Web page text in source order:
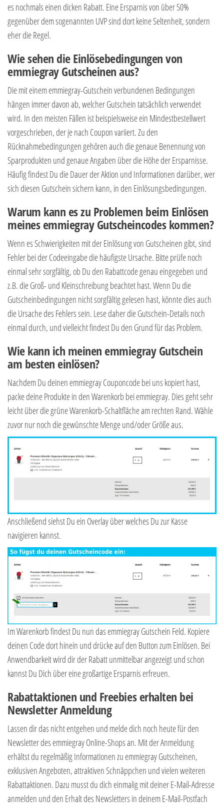
es nochmals einen dicken Rabatt. Eine Ersparnis von über 50%
gegenüber dem sogenannten UVP sind dort keine Seltenheit, sondern
eher die Regel.
Wie sehen die Einlösebedingungen von
emmiegray Gutscheinen aus?
Die mit einem emmiegray-Gutschein verbundenen Bedingungen
hängen immer davon ab, welcher Gutschein tatsächlich verwendet
wird. In den meisten Fällen ist beispielsweise ein Mindestbestellwert
vorgeschrieben, der je nach Coupon variiert. Zu den
Rücknahmebedingungen gehören auch die genaue Benennung von
Sparprodukten und genaue Angaben über die Höhe der Ersparnisse.
Häufig findest Du die Dauer der Aktion und Informationen darüber, wer
sich diesen Gutschein sichern kann, in den Einlösungsbedingungen.
Warum kann es zu Problemen beim Einlösen
meines emmiegray Gutscheincodes kommen?
Wenn es Schwierigkeiten mit der Einlösung von Gutscheinen gibt, sind
Fehler bei der Codeeingabe die häufigste Ursache. Bitte prüfe noch
einmal sehr sorgfältig, ob Du den Rabattcode genau eingegeben und
z.B. die Groß- und Kleinschreibung beachtet hast. Wenn Du die
Gutscheinbedingungen nicht sorgfältig gelesen hast, könnte dies auch
die Ursache des Fehlers sein. Lese daher die Gutschein-Details noch
einmal durch, und vielleicht findest Du den Grund für das Problem.
Wie kann ich meinen emmiegray Gutschein
am besten einlösen?
Nachdem Du deinen emmiegray Couponcode bei uns kopiert hast,
packe deine Produkte in den Warenkorb bei emmiegray. Dies geht sehr
leicht über die grüne Warenkorb-Schaltfläche am rechten Rand. Wähle
zuvor nur noch die gewünschte Menge und/oder Größe aus.
Anschließend siehst Du ein Overlay über welches Du zur Kasse
navigieren kannst.
Im Warenkorb findest Du nun das emmiegray Gutschein Feld. Kopiere
deinen Code dort hinein und drücke auf den Button zum Einlösen. Bei
Anwendbarkeit wird dir der Rabatt unmittelbar angezeigt und schon
kannst Du Dich über eine großartige Ersparnis erfreuen.
Rabattaktionen und Freebies erhalten bei
Newsletter Anmeldung
Lassen dir das nicht entgehen und melde dich noch heute für den
Newsletter des emmiegray Online-Shops an. Mit der Anmeldung
erhältst du regelmäßig Informationen zu emmiegray Gutscheinen,
exklusiven Angeboten, attraktiven Schnäppchen und vielen weiteren
Rabattaktionen. Dazu musst du dich einmalig mit deiner E-Mail-Adresse
anmelden und den Erhalt des Newsletters in deinem E-Mail-Postfach